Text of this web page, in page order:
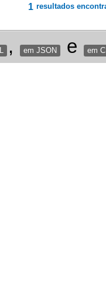
1 resultados
, em JSON e em